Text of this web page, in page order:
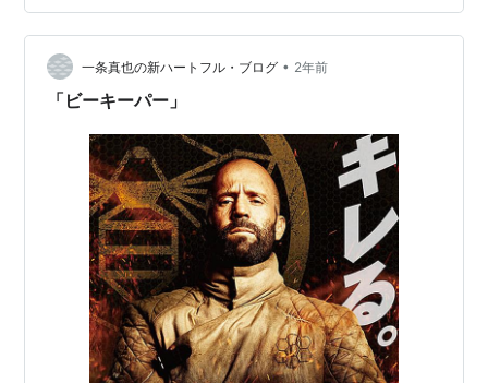
に自然と笑みが浮かんで来てしまう。一言で痛快です。
そしてド派手。やっぱりジェイソンを怒らせたらダメで
す。設定が違ったのか最初は本人が出て来てちょっ…
一条真也の新ハートフル・ブログ • 2年前
「ビーキーパー」